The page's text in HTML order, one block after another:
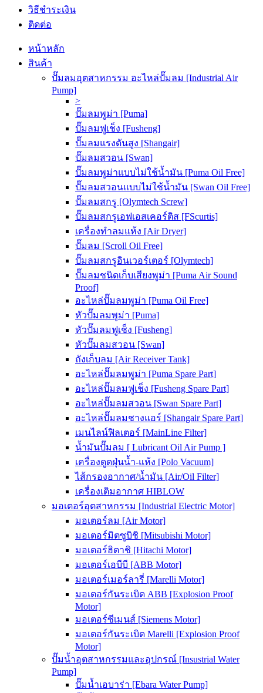
วิธีชำระเงิน
ติดต่อ
หน้าหลัก
สินค้า
ปั๊มลมอุตสาหกรรม อะไหล่ปั๊มลม [Industrial Air
Pump]
>
ปั๊มลมพูม่า [Puma]
ปั๊มลมฟูเช็ง [Fusheng]
ปั๊มลมแรงดันสูง [Shangair]
ปั๊มลมสวอน [Swan]
ปั๊มลมพูม่าแบบไม่ใช้น้ำมัน [Puma Oil Free]
ปั๊มลมสวอนแบบไม่ใช้น้ำมัน [Swan Oil Free]
ปั๊มลมสกรู [Olymtech Screw]
ปั๊มลมสกรูเอฟเอสเคอร์ติส [FScurtis]
เครื่องทำลมแห้ง [Air Dryer]
ปั๊มลม [Scroll Oil Free]
ปั๊มลมสกรูอินเวอร์เตอร์ [Olymtech]
ปั๊มลมชนิดเก็บเสียงพูม่า [Puma Air Sound
Proof]
อะไหล่ปั๊มลมพูม่า [Puma Oil Free]
หัวปั๊มลมพูม่า [Puma]
หัวปั๊มลมฟูเช็ง [Fusheng]
หัวปั๊มลมสวอน [Swan]
ถังเก็บลม [Air Receiver Tank]
อะไหล่ปั๊มลมพูม่า [Puma Spare Part]
อะไหล่ปั๊มลมฟูเช็ง [Fusheng Spare Part]
อะไหล่ปั๊มลมสวอน [Swan Spare Part]
อะไหล่ปั๊มลมชางแอร์ [Shangair Spare Part]
เมนไลน์ฟิลเตอร์ [MainLine Filter]
น้ำมันปั๊มลม [ Lubricant Oil Air Pump ]
เครื่องดูดฝุ่นน้ำ-แห้ง [Polo Vacuum]
ไส้กรองอากาศ/น้ำมัน [Air/Oil Filter]
เครื่องเติมอากาศ HIBLOW
มอเตอร์อุตสาหกรรม [Industrial Electric Motor]
มอเตอร์ลม [Air Motor]
มอเตอร์มิตซูบิชิ [Mitsubishi Motor]
มอเตอร์ฮิตาชิ [Hitachi Motor]
มอเตอร์เอบีบี [ABB Motor]
มอเตอร์เมอร์ลารี่ [Marelli Motor]
มอเตอร์กันระเบิด ABB [Explosion Proof
Motor]
มอเตอร์ซีเมนส์ [Siemens Motor]
มอเตอร์กันระเบิด Marelli [Explosion Proof
Motor]
ปั๊มน้ำอุตสาหกรรมและอุปกรณ์ [Insustrial Water
Pump]
ปั๊มน้ำเอบาร่า [Ebara Water Pump]